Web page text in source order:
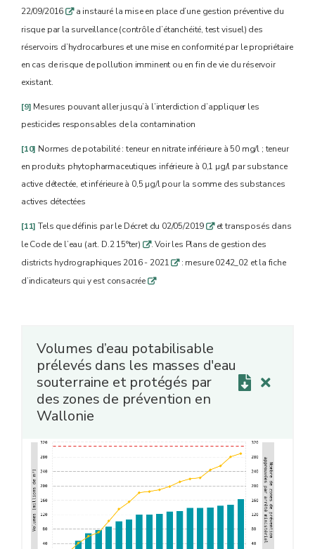
22/09/2016qa instauré la mise en place d’une gestion préventive du
risque par la surveillance (contrôle d’étanchéité, test visuel) des
réservoirs d’hydrocarbures et une mise en conformité par le propriétaire
en cas de risque de pollution imminent ou en fin de vie du réservoir
existant.
[9] Mesures pouvant aller jusqu’à l’interdiction d’appliquer les
pesticides responsables de la contamination
[10] Normes de potabilité : teneur en nitrate inférieure à 50 mg/l ; teneur
en produits phytopharmaceutiques inférieure à 0,1 µg/l par substance
active détectée, et inférieure à 0,5 µg/l pour la somme des substances
actives détectées
[11] Tels que définis par le Décret du 02/05/2019qet transposés dans
le Code de l’eau (art. D.2 15°ter) q. Voir les Plans de gestion des
districts hydrographiques 2016 - 2021q : mesure 0242_02 et la fiche
d’indicateurs qui y est consacrée q
Volumes d’eau potabilisable
prélevés dans les masses d'eau
souterraine et protégés par
des zones de prévention en
Wallonie